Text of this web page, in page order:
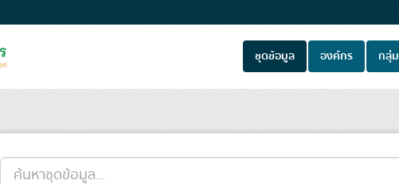
ชุดข้อมูล องค์กร กลุ่ม